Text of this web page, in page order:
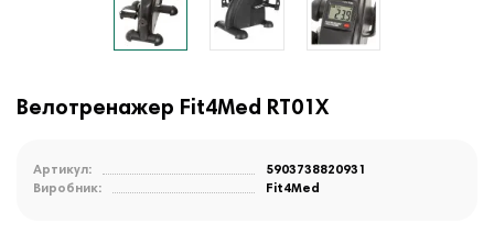
Велотренажер Fit4Med RT01X
Артикул:
5903738820931
Виробник:
Fit4Med